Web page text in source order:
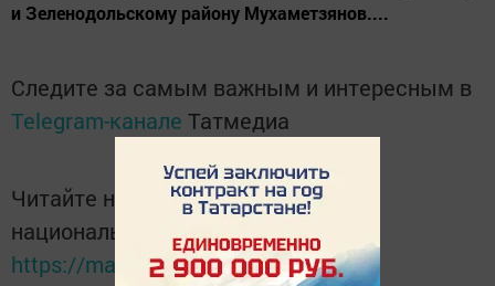
и Зеленодольскому району Мухаметзянов....
Следите за самым важным и интересным в
Telegram-канале Татмедиа
Читайте новости Татарстана в
национальном мессенджере MАХ:
https://max.ru/tatmedia